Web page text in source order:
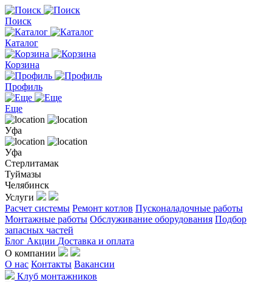
Поиск
Каталог
Корзина
Профиль
Еще
Уфа
Уфа
Стерлитамак
Туймазы
Челябинск
Услуги
Расчет системы Ремонт котлов Пусконаладочные работы
Монтажные работы Обслуживание оборудования Подбор
запасных частей
Блог Акции Доставка и оплата
О компании
О нас Контакты Вакансии
Клуб монтажников